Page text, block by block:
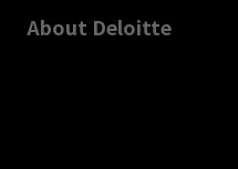
About Deloitte